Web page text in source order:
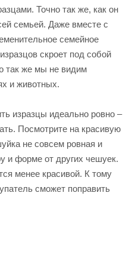
Точно так же, как он
семьей. Даже вместе с
семейное
скроет под собой
так же мы не видим
и животных.
изразцы идеально ровно –
Посмотрите на красивую
не совсем ровная и
и форме от других чешуек.
менее красивой. К тому
сможет поправить